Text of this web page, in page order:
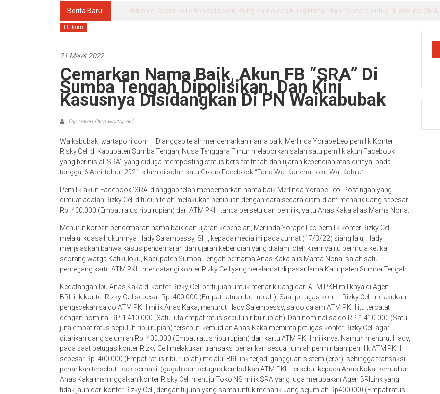
Berita Baru: Heboh di Grand Fullerton Ballroom! Bung Karno dan Bung Hatta ‘Hadir’ Secara Virtual di Wisuda
Hukum
21 Maret 2022
Cemarkan Nama Baik, Akun FB “SRA” Di
Sumba Tengah Dipolisikan, Dan Kini
Kasusnya Disidangkan Di PN Waikabubak
Diposkan Oleh:wartapolri
Waikabubak, wartapolri.com – Dianggap telah mencemarkan nama baik, Merlinda Yorape Leo pemilik Konter
Risky Cell di Kabupaten Sumba Tengah, Nusa Tenggara Timur melaporkan salah satu pemilik akun Facebook
yang berinisial ‘SRA’, yang diduga memposting status bersifat fitnah dan ujaran kebencian atas dirinya, pada
tanggal 6 April tahun 2021 silam di salah satu Group Facebook “Tana Wai Kanena Loku Wai Kalala”.
Pemilik akun Facebook ‘SRA’ dianggap telah mencemarkan nama baik Merlinda Yorape Leo. Postingan yang
dimuat adalah Rizky Cell dituduh telah melakukan penipuan dengan cara secara diam-diam menarik uang sebesar
Rp. 400.000 (Empat ratus ribu rupiah) dari ATM PKH tanpa persetujuan pemilik, yaitu Anas Kaka alias Mama Nona.
Menurut korban pencemaran nama baik dan ujaran kebencian, Merlinda Yorape Leo pemilik konter Rizky Cell
melalui kuasa hukumnya Hady Salampessy, SH., kepada media ini pada Jumat (17/3/22) siang lalu, Hady
menjelaskan bahwa kasus pencemaran dan ujaran kebencian yang dialami oleh kliennya itu bermula ketika
seorang warga Katikuloku, Kabupaten Sumba Tengah bernama Anas Kaka alis Mama Nona, salah satu
pemegang kartu ATM PKH mendatangi konter Rizky Cell yang beralamat di pasar lama Kabupaten Sumba Tengah.
Kedatangan Ibu Anas Kaka di konter Rizky Cell bertujuan untuk menarik uang dari ATM PKH miliknya di Agen
BRILink konter Rizky Cell sebesar Rp. 400.000 (Empat ratus ribu rupiah). Saat petugas konter Rizky Cell melakukan
pengecekan saldo ATM PKH milik Anas Kaka, menurut Hady Salempessy, saldo dalam ATM PKH itu tercatat
dengan nominal RP. 1.410.000 (Satu juta empat ratus sepuluh ribu rupiah). Dari nominal saldo RP. 1.410.000 (Satu
juta empat ratus sepuluh ribu rupiah) tersebut, kemudian Anas Kaka meminta petugas konter Rizky Cell agar
ditarikan uang sejumlah Rp. 400.000 (Empat ratus ribu rupiah) dari kartu ATM PKH miliknya. Namun menurut Hady,
pada saat petugas konter Rizky Cell melakukan transaksi penarikan sesuai jumlah permintaan pemilik ATM PKH
sebesar Rp. 400.000 (Empat ratus ribu rupiah) melalui BRILink terjadi gangguan sistem (eror), sehingga transaksi
penarikan tersebut tidak berhasil (gagal) dan petugas kembalikan ATM PKH tersebut kepada Anas Kaka, kemudian
Anas Kaka meninggalkan konter Risky Cell menuju Toko NS milik SRA yang juga merupakan Agen BRILink yang
tidak jauh dari konter Rizky Cell, dengan tujuan yang sama untuk menarik uang sejumlah Rp400.000 (Empat ratus